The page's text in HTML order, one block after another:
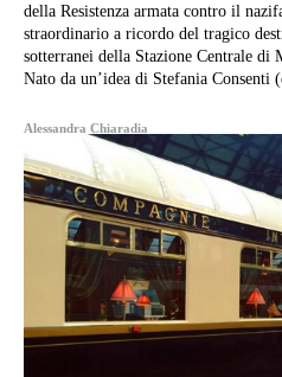
della Resistenza armata contro il
straordinario a ricordo del tragico
sotterranei della Stazione Centrale
Nato da un’idea di Stefania Consenti
Alessandra Chiaradia